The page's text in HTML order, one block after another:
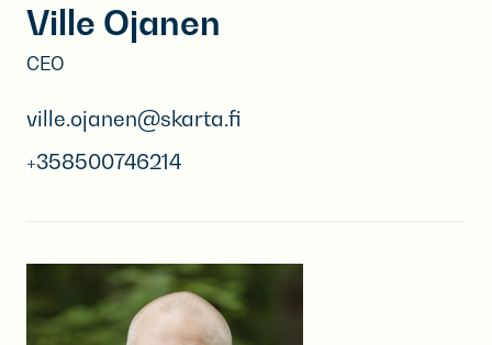
Ville Ojanen
CEO
ville.ojanen@skarta.fi
+358500746214